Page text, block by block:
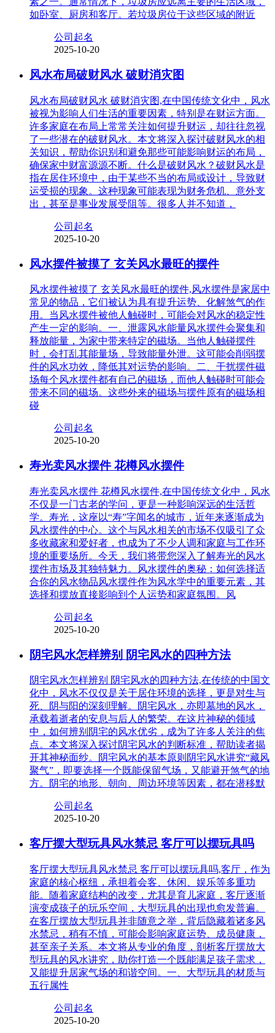
如卧室、厨房和客厅。若垃圾房位于这些区域的附近
公司起名
2025-10-20
风水布局破财风水 破财消灾图
风水布局破财风水 破财消灾图,在中国传统文化中，风水
被视为影响人们生活的重要因素，特别是在财运方面。
许多家庭在布局上常常关注如何提升财运，却往往忽视
了一些潜在的破财风水。本文将深入探讨破财风水的相
关知识，帮助你识别和避免那些可能影响财运的布局，
确保家中财富源源不断。什么是破财风水？破财风水是
指在居住环境中，由于某些不当的布局或设计，导致财
运受损的现象。这种现象可能表现为财务危机、意外支
出，甚至是事业发展受阻等。很多人并不知道，
公司起名
2025-10-20
风水摆件被摸了 玄关风水最旺的摆件
风水摆件被摸了 玄关风水最旺的摆件,风水摆件是家居中
常见的物品，它们被认为具有提升运势、化解煞气的作
用。当风水摆件被他人触碰时，可能会对风水的稳定性
产生一定的影响。一、泄露风水能量风水摆件会聚集和
释放能量，为家中带来特定的磁场。当他人触碰摆件
时，会打乱其能量场，导致能量外泄。这可能会削弱摆
件的风水功效，降低其对运势的影响。二、干扰摆件磁
场每个风水摆件都有自己的磁场，而他人触碰时可能会
带来不同的磁场。这些外来的磁场与摆件原有的磁场相
碰
公司起名
2025-10-20
寿光卖风水摆件 花樽风水摆件
寿光卖风水摆件 花樽风水摆件,在中国传统文化中，风水
不仅是一门古老的学问，更是一种影响深远的生活哲
学。寿光，这座以“寿”字闻名的城市，近年来逐渐成为
风水摆件的中心。这个与风水相关的市场不仅吸引了众
多收藏家和爱好者，也成为了不少人调和家庭与工作环
境的重要场所。今天，我们将带您深入了解寿光的风水
摆件市场及其独特魅力。风水摆件的奥秘：如何选择适
合你的风水物品风水摆件作为风水学中的重要元素，其
选择和摆放直接影响到个人运势和家庭氛围。风
公司起名
2025-10-20
阴宅风水怎样辨别 阴宅风水的四种方法
阴宅风水怎样辨别 阴宅风水的四种方法,在传统的中国文
化中，风水不仅仅是关于居住环境的选择，更是对生与
死、阴与阳的深刻理解。阴宅风水，亦即墓地的风水，
承载着逝者的安息与后人的繁荣。在这片神秘的领域
中，如何辨别阴宅的风水优劣，成为了许多人关注的焦
点。本文将深入探讨阴宅风水的判断标准，帮助读者揭
开其神秘面纱。阴宅风水的基本原则阴宅风水讲究“藏风
聚气”，即要选择一个既能保留气场，又能避开煞气的地
方。阴宅的地形、朝向、周边环境等因素，都在潜移默
公司起名
2025-10-20
客厅摆大型玩具风水禁忌 客厅可以摆玩具吗
客厅摆大型玩具风水禁忌 客厅可以摆玩具吗,客厅，作为
家庭的核心枢纽，承担着会客、休闲、娱乐等多重功
能。随着家庭结构的改变，尤其是育儿家庭，客厅逐渐
演变成孩子的玩乐空间，大型玩具的出现也愈发普遍。
在客厅摆放大型玩具并非随意之举，背后隐藏着诸多风
水禁忌，稍有不慎，可能会影响家庭运势、成员健康，
甚至亲子关系。本文将从专业的角度，剖析客厅摆放大
型玩具的风水讲究，助你打造一个既能满足孩子需求，
又能提升居家气场的和谐空间。一、大型玩具的材质与
五行属性
公司起名
2025-10-20